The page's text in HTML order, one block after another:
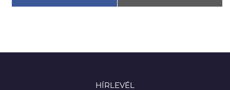
HÍRLEVÉL